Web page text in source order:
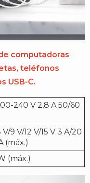
computadoras
teléfonos
USB-C.
240 V 2,8 A 50/60
V/9 V/12 V/15 V 3 A/20
(máx.)
(máx.)